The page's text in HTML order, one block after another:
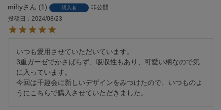
mifty 1 購入者
非公開
投稿日
2024/08/23
いつも愛用させていただいています。
3重ガーゼでかさばらず、吸収性もあり、可愛い柄なので気
に入っています。
今回は千趣会に新しいデザインをみつけたので、いつものよ
うにこちらで購入させていただきました。